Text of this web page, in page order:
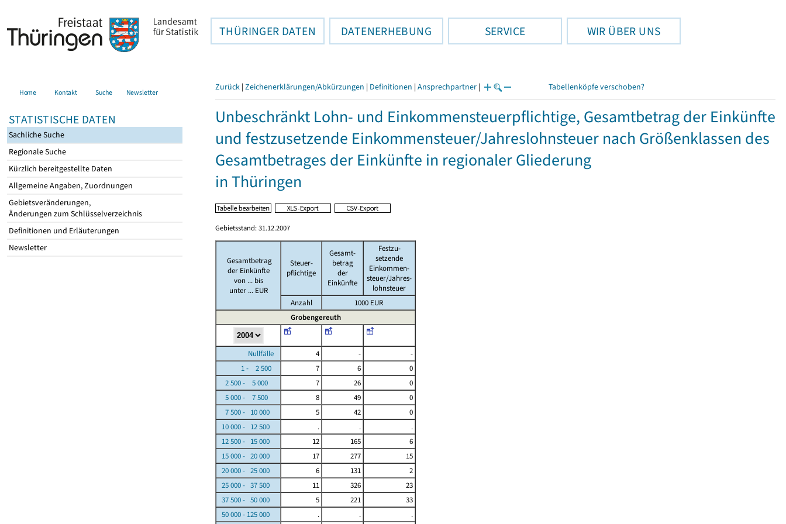
THÜRINGER DATEN DATENERHEBUNG SERVICE WIR ÜBER UNS
Home Kontakt Suche Newsletter
STATISTISCHE DATEN
Sachliche Suche
Regionale Suche
Kürzlich bereitgestellte Daten
Allgemeine Angaben, Zuordnungen
Gebietsveränderungen,
Änderungen zum Schlüsselverzeichnis
Definitionen und Erläuterungen
Newsletter
Zurück | Zeichenerklärungen/Abkürzungen | Definitionen | Ansprechpartner | Tabellenköpfe verschoben?
Unbeschränkt Lohn- und Einkommensteuerpflichtige, Gesamtbetrag der Einkünfte
und festzusetzende Einkommensteuer/Jahreslohnsteuer nach Größenklassen des
Gesamtbetrages der Einkünfte in regionaler Gliederung
in Thüringen
Gebietsstand: 31.12.2007
Gesamtbetrag
der Einkünfte
von ... bis
unter ... EUR
Steuer-
pflichtige
Gesamt-
betrag
der
Einkünfte
Festzu-
setzende
Einkommen-
steuer/Jahres-
lohnsteuer
Anzahl
1000 EUR
Grobengereuth
Nullfälle 4 -
-
1 - 2 500
7 6
0
2 500 - 5 000
7 26
0
5 000 - 7 500
8 49
0
7 500 - 10 000
5 42
0
10 000 - 12 500
. .
.
12 500 - 15 000
12 165
6
15 000 - 20 000
17 277
15
20 000 - 25 000
6 131
2
25 000 - 37 500
11 326
23
37 500 - 50 000
5 221
33
50 000 - 125 000
. . .